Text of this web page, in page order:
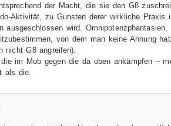
der Macht, die sie den G8
Aktivität, zu Gunsten derer wirkliche Praxis
ausgeschlossen wird. Omnipotenzphantasien,
von dem man keine Ahnung
nicht G8 angreifen).
im Mob gegen die da oben ankämpfen –
als die.